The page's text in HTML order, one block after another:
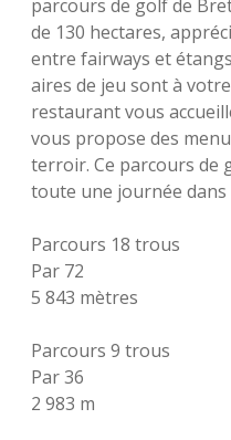
parcours de golf de
de 130 hectares,
entre fairways et
aires de jeu sont à
restaurant vous
vous propose des
terroir. Ce parcours de
toute une journée dans
Parcours 18 trous
Par 72
5 843 mètres
Parcours 9 trous
Par 36
2 983 m